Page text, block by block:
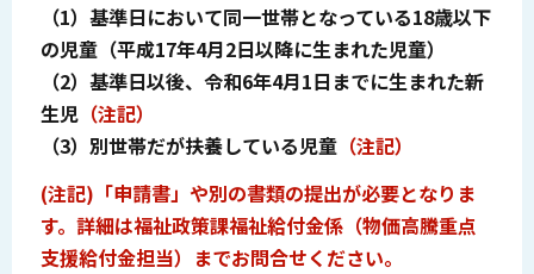
（1）基準日において同一世帯となっている18歳以下
の児童（平成17年4月2日以降に生まれた児童）
（2）基準日以後、令和6年4月1日までに生まれた新
生児（注記）
（3）別世帯だが扶養している児童（注記）
(注記) 「申請書」や別の書類の提出が必要となりま
す。詳細は福祉政策課福祉給付金係（物価高騰重点
支援給付金担当）までお問合せください。